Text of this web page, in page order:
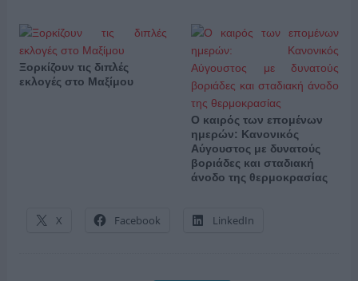
Ξορκίζουν τις διπλές
εκλογές στο Μαξίμου
Ο καιρός των επομένων
ημερών: Κανονικός
Αύγουστος με δυνατούς
βοριάδες και σταδιακή
άνοδο της θερμοκρασίας
X Facebook LinkedIn